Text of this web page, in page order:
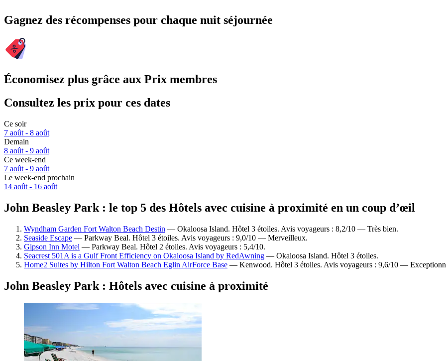
Gagnez des récompenses pour chaque nuit séjournée
Économisez plus grâce aux Prix membres
Consultez les prix pour ces dates
Ce soir
7 août - 8 août
Demain
8 août - 9 août
Ce week-end
7 août - 9 août
Le week-end prochain
14 août - 16 août
John Beasley Park : le top 5 des Hôtels avec cuisine à proximité en un coup d’œil
Wyndham Garden Fort Walton Beach Destin — Okaloosa Island. Hôtel 3 étoiles. Avis voyageurs : 8,2/10 — Très bien.
Seaside Escape — Parkway Beal. Hôtel 3 étoiles. Avis voyageurs : 9,0/10 — Merveilleux.
Gipson Inn Motel — Parkway Beal. Hôtel 2 étoiles. Avis voyageurs : 5,4/10.
Seacrest 501A is a Gulf Front Efficiency on Okaloosa Island by RedAwning — Okaloosa Island. Hôtel 3 étoiles.
Home2 Suites by Hilton Fort Walton Beach Eglin AirForce Base — Kenwood. Hôtel 3 étoiles. Avis voyageurs : 9,6/10 —
John Beasley Park : Hôtels avec cuisine à proximité